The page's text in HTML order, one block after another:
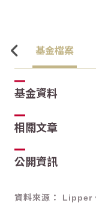
基金檔案
基金資料
相關文章
公開資訊
資料來源： Lipper